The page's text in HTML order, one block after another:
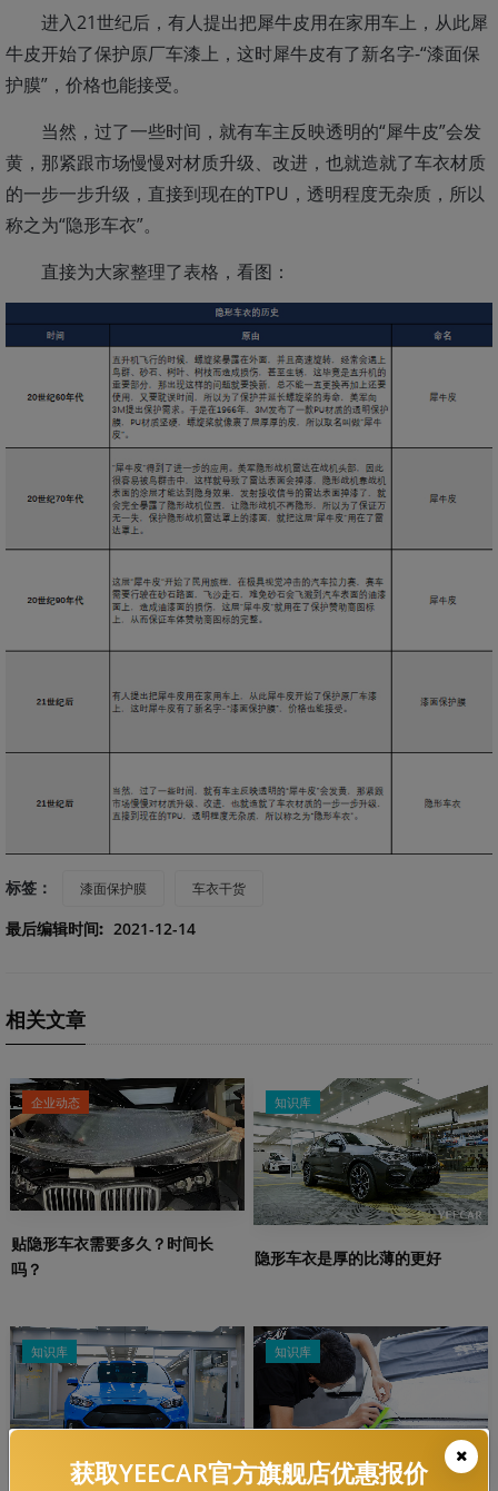
进入21世纪后，有人提出把犀牛皮用在家用车上，从此犀
牛皮开始了保护原厂车漆上，这时犀牛皮有了新名字-“漆面保
护膜”，价格也能接受。
当然，过了一些时间，就有车主反映透明的“犀牛皮”会发
黄，那紧跟市场慢慢对材质升级、改进，也就造就了车衣材质
的一步一步升级，直接到现在的TPU，透明程度无杂质，所以
称之为“隐形车衣”。
直接为大家整理了表格，看图：
标签： 漆面保护膜 车衣干货
最后编辑时间: 2021-12-14
相关文章
企业动态
贴隐形车衣需要多久？时间长
吗？
知识库
隐形车衣是厚的比薄的更好
知识库 知识库
获取YEECAR官方旗舰店优惠报价